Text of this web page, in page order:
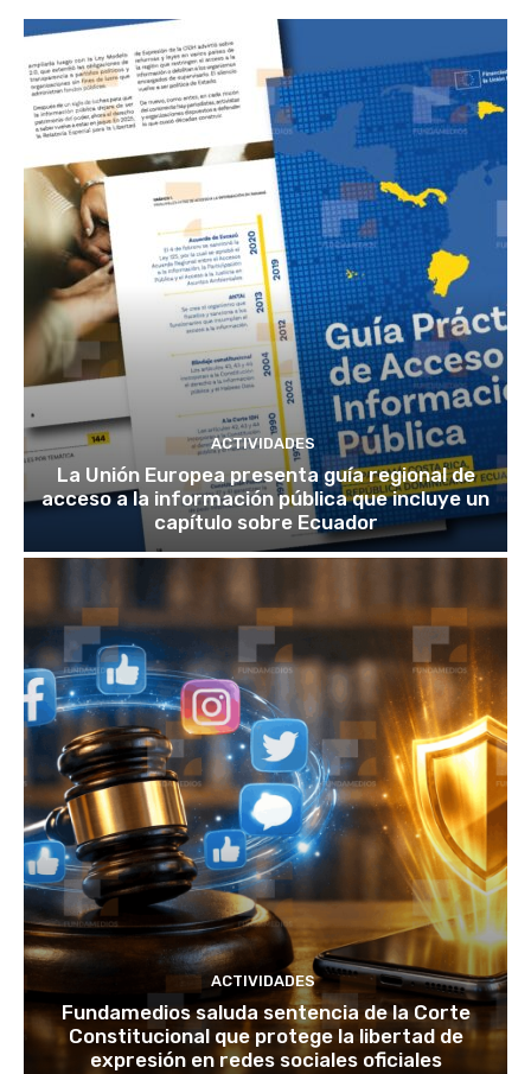
ACTIVIDADES
La Unión Europea presenta guía regional de
acceso a la información pública que incluye un
capítulo sobre Ecuador
ACTIVIDADES
Fundamedios saluda sentencia de la Corte
Constitucional que protege la libertad de
expresión en redes sociales oficiales